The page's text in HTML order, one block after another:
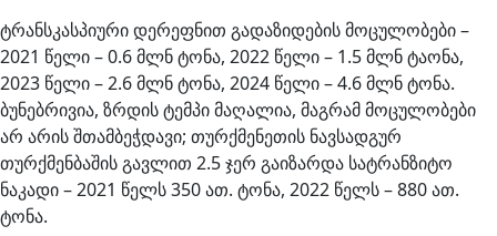
ტრანსკასპიური დერეფნით გადაზიდების მოცულობები –
2021 წელი – 0.6 მლნ ტონა, 2022 წელი – 1.5 მლნ ტაონა,
2023 წელი – 2.6 მლნ ტონა, 2024 წელი – 4.6 მლნ ტონა.
ბუნებრივია, ზრდის ტემპი მაღალია, მაგრამ მოცულობები
არ არის შთამბეჭდავი; თურქმენეთის ნავსადგურ
თურქმენბაშის გავლით 2.5 ჯერ გაიზარდა სატრანზიტო
ნაკადი – 2021 წელს 350 ათ. ტონა, 2022 წელს – 880 ათ.
ტონა.